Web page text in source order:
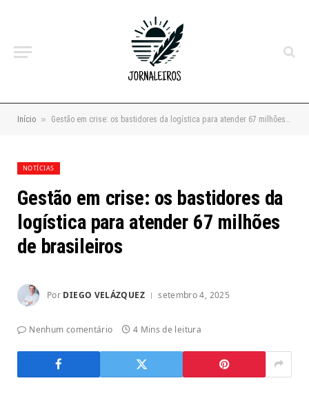
Início » Gestão em crise: os bastidores da logística para atender 67 milhões de brasileiros
NOTÍCIAS
Gestão em crise: os bastidores da
logística para atender 67 milhões
de brasileiros
Por DIEGO VELÁZQUEZ setembro 4, 2025
Nenhum comentário 4 Mins de leitura